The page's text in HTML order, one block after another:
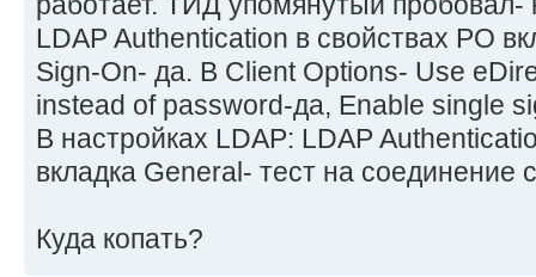
LDAP Authentication в свойствах PO
Sign-On- да. В Client Options- Use
instead of password-да, Enable single
В настройках LDAP: LDAP
вкладка General- тест на соединение
Куда копать?